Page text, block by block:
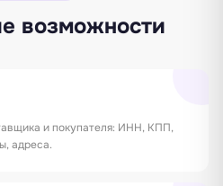
возможности
и покупателя: ИНН, КПП,
адреса.